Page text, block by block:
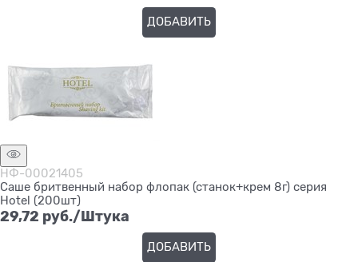
ДОБАВИТЬ
НФ-00021405
Саше бритвенный набор флопак (станок+крем 8г) серия
Hotel (200шт)
29,72 руб./Штука
ДОБАВИТЬ